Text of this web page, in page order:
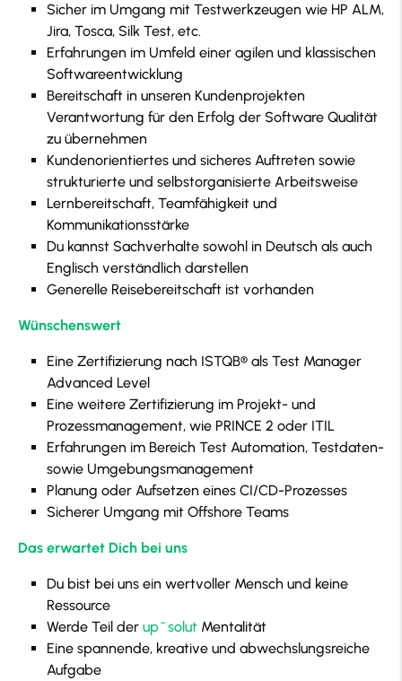
Sicher im Umgang mit Testwerkzeugen wie HP ALM,
Jira, Tosca, Silk Test, etc.
Erfahrungen im Umfeld einer agilen und klassischen
Softwareentwicklung
Bereitschaft in unseren Kundenprojekten
Verantwortung für den Erfolg der Software Qualität
zu übernehmen
Kundenorientiertes und sicheres Auftreten sowie
strukturierte und selbstorganisierte Arbeitsweise
Lernbereitschaft, Teamfähigkeit und
Kommunikationsstärke
Du kannst Sachverhalte sowohl in Deutsch als auch
Englisch verständlich darstellen
Generelle Reisebereitschaft ist vorhanden
Wünschenswert
Eine Zertifizierung nach ISTQB® als Test Manager
Advanced Level
Eine weitere Zertifizierung im Projekt- und
Prozessmanagement, wie PRINCE 2 oder ITIL
Erfahrungen im Bereich Test Automation, Testdaten-
sowie Umgebungsmanagement
Planung oder Aufsetzen eines CI/CD-Prozesses
Sicherer Umgang mit Offshore Teams
Das erwartet Dich bei uns
Du bist bei uns ein wertvoller Mensch und keine
Ressource
Werde Teil der up¯solut Mentalität
Eine spannende, kreative und abwechslungsreiche
Aufgabe